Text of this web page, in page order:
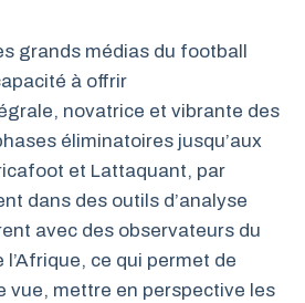
grands médias du football
à offrir
novatrice et vibrante des
éliminatoires jusqu’aux
et Lattaquant, par
dans des outils d’analyse
avec des observateurs du
ce qui permet de
vue, mettre en perspective les